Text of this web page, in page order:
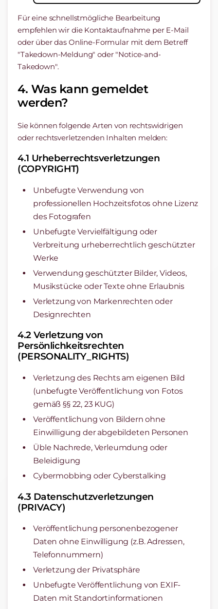
Für eine schnellstmögliche Bearbeitung
empfehlen wir die Kontaktaufnahme per E-Mail
oder über das Online-Formular mit dem Betreff
"Takedown-Meldung" oder "Notice-and-
Takedown".
4. Was kann gemeldet
werden?
Sie können folgende Arten von rechtswidrigen
oder rechtsverletzenden Inhalten melden:
4.1 Urheberrechtsverletzungen
(COPYRIGHT)
Unbefugte Verwendung von
professionellen Hochzeitsfotos ohne Lizenz
des Fotografen
Unbefugte Vervielfältigung oder
Verbreitung urheberrechtlich geschützter
Werke
Verwendung geschützter Bilder, Videos,
Musikstücke oder Texte ohne Erlaubnis
Verletzung von Markenrechten oder
Designrechten
4.2 Verletzung von
Persönlichkeitsrechten
(PERSONALITY_RIGHTS)
Verletzung des Rechts am eigenen Bild
(unbefugte Veröffentlichung von Fotos
gemäß §§ 22, 23 KUG)
Veröffentlichung von Bildern ohne
Einwilligung der abgebildeten Personen
Üble Nachrede, Verleumdung oder
Beleidigung
Cybermobbing oder Cyberstalking
4.3 Datenschutzverletzungen
(PRIVACY)
Veröffentlichung personenbezogener
Daten ohne Einwilligung (z.B. Adressen,
Telefonnummern)
Verletzung der Privatsphäre
Unbefugte Veröffentlichung von EXIF-
Daten mit Standortinformationen